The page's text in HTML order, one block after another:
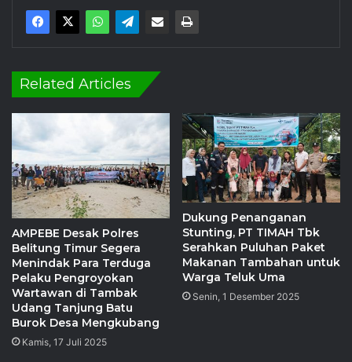
Related Articles
AMPEBE Desak Polres
Belitung Timur Segera
Menindak Para Terduga
Pelaku Pengroyokan
Wartawan di Tambak
Udang Tanjung Batu
Burok Desa Mengkubang
Kamis, 17 Juli 2025
Dukung Penanganan
Stunting, PT TIMAH Tbk
Serahkan Puluhan Paket
Makanan Tambahan untuk
Warga Teluk Uma
Senin, 1 Desember 2025